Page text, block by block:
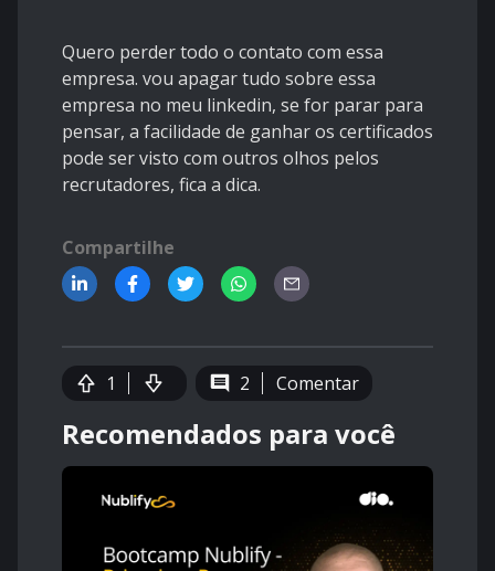
Quero perder todo o contato com essa
empresa. vou apagar tudo sobre essa
empresa no meu linkedin, se for parar para
pensar, a facilidade de ganhar os certificados
pode ser visto com outros olhos pelos
recrutadores, fica a dica.
Compartilhe
1 2 Comentar
Recomendados para você